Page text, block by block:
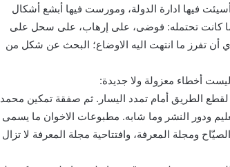
فيها ادارة الدولة، ومورست فيها أبشع أشكال
كانت تحتمله: فوضى، على إرهاب، على سحل على
أن تفرز ما انتهت اليه الاوضاع؛ البحث عن شكل من
أخطاء معزولة ولا جديدة:
لقطع الطريق أمام تمدد اليسار. ثم صفقة تمكين محمد
ودور النشر وما شابه. مطبوعات الاخوان ما يسمى
ومجلة المعرفة، وافتتاحية مجلة المعرفة لا تزال